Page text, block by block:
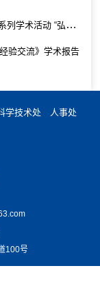
Strategic Workplace Disclosure before Stock Option Grants》
验交流》学术报告
学技术处
人事处
100号